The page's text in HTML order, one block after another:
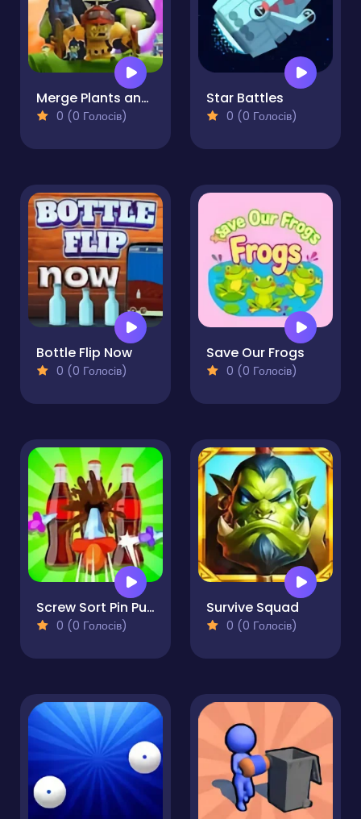
Merge Plants and Zombies
0 (0 Голосів)
Star Battles
0 (0 Голосів)
Bottle Flip Now
0 (0 Голосів)
Save Our Frogs
0 (0 Голосів)
Screw Sort Pin Puzzle
0 (0 Голосів)
Survive Squad
0 (0 Голосів)